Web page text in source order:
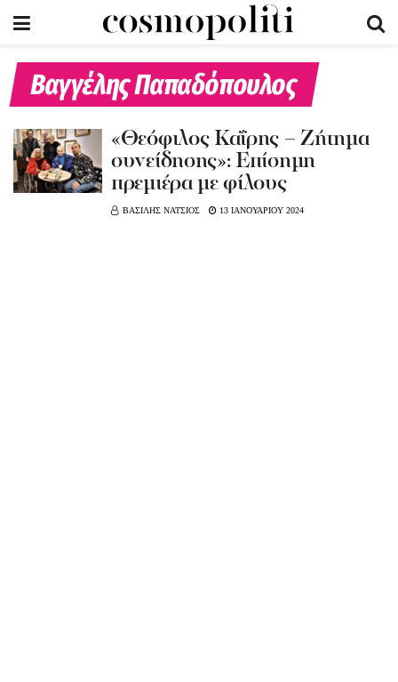
Βαγγέλης Παπαδόπουλος
«Θεόφιλος Καΐρης – Ζήτημα
συνείδησης»: Επίσημη
πρεμιέρα με φίλους
ΒΑΣΙΛΗΣ ΝΑΤΣΙΟΣ 13 ΙΑΝΟΥΑΡΙΟΥ 2024